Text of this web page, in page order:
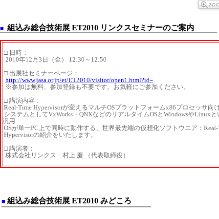
■ 組込み総合技術展 ET2010 リンクスセミナーのご案内
□ 日時：
2010年12月3日（金） 12:30～12:50
□ 出展社セミナーページ：
http://www.jasa.or.jp/et/ET2010/visitor/open1.html?id=
※参加は無料、参加登録も不要です。お気軽にご参加ください。
□ 講演内容：
Real-Time Hypervisorが変えるマルチOSプラットフォームx86プロセッサ向
システムとしてVxWorks・QNXなどのリアルタイムOSとWindowsやLinuxと
汎用
OSが単一PC上で同時に動作する、世界最先端の仮想化ソフトウエア：
Hypervisorの紹介をいたします。
□ 講演者：
株式会社リンクス 村上 慶 （代表取締役）
■ 組込み総合技術展 ET2010 みどころ